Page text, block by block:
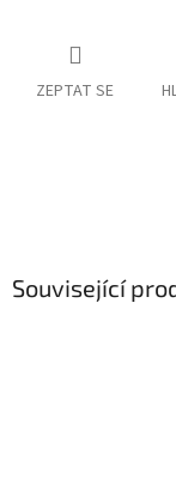
ZEPTAT SE
Související